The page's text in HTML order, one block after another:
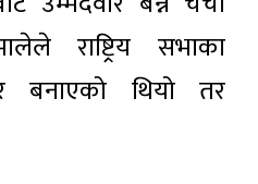
राष्ट्रिय सभाका
बनाएको थियो तर